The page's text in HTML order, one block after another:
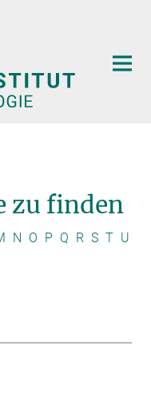
zu finden
N O P Q R S T U